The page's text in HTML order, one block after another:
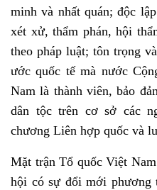
minh và nhất quán; độc
xét xử, thẩm phán, hội
theo pháp luật; tôn trọng
ước quốc tế mà nước
Nam là thành viên, bảo
dân tộc trên cơ sở các
chương Liên hợp quốc và
Mặt trận Tổ quốc Việt
hội có sự đổi mới phương